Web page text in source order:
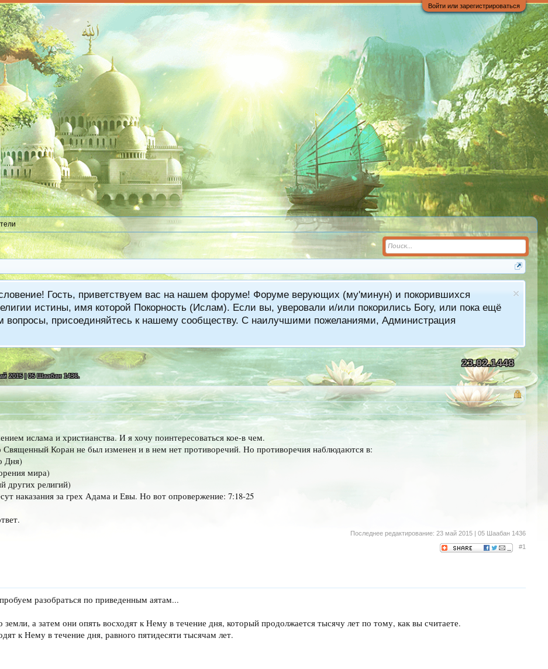
Войти или зарегистрироваться
Гость, приветствуем вас на нашем форуме! Форуме верующих (му'минун) и покорившихся
истины, имя которой Покорность (Ислам). Если вы, уверовали и/или покорились Богу, или пока ещё
вопросы, присоединяйтесь к нашему сообществу. С наилучшими пожеланиями, Администрация
23.02.1448
2015 | 05 Шаабан 1436.
ислама и христианства. И я хочу поинтересоваться кое-в чем.
Коран не был изменен и в нем нет противоречий. Но противоречия наблюдаются в:
Дня)
мира)
других религий)
наказания за грех Адама и Евы. Но вот опровержение: 7:18-25
Последнее редактирование: 23 май 2015 | 05 Шаабан 1436
#1
разобраться по приведенным аятам...
земли, а затем они опять восходят к Нему в течение дня, который продолжается тысячу лет по тому, как вы считаете.
к Нему в течение дня, равного пятидесяти тысячам лет.